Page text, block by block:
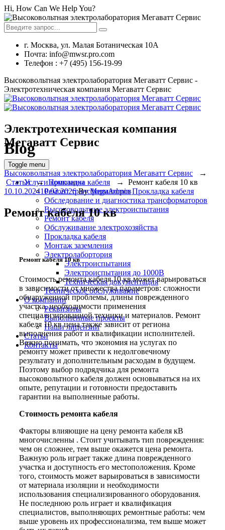
Hi, How Can We Help You?
г. Москва, ул. Малая Ботаническая 10А
Почта: info@mwsr.pro.com
Телефон : +7 (495) 156-19-99
Высоковольтная электролаборатория Мегаватт Сервис -
Электротехническая компания Мегаватт Сервис
Электротехническая компания
Мегаватт Сервис
Toggle menu
Услуги компании
Ремонт трансформаторов
Обследование и диагностика трансформаторов
Высоковольтные электроиспытания
Ремонт кабеля
Обслуживание электрохозяйства
Прокладка кабеля
Монтаж заземления
Электролабортория
Электроиспытания
Электроиспытания до 1000В
Техническая документация
Техническое обслуживание
О компании
Реквизиты
Выполненные проекты
Наши лицензии
Статьи
Контакты
Blog
Высоковольтная электролаборатория Мегаватт Сервис
→
Статьи→Прокладка кабеля → Ремонт кабеля 10 кв
10.10.202410.02.2026 ByMegaAdmin Прокладка кабеля
Ремонт кабеля 10 кв
Ремонт кабеля 10 кв
Стоимость ремонта кабеля 10 кв может варьироваться
в зависимости от множества параметров: сложности
обнаруженной проблемы, длины поврежденного
участка, необходимости применения
специализированной техники и материалов. Ремонт
кабеля 10 кв цена также зависит от региона
выполнения работ и квалификации исполнителей.
Важно понимать, что экономия на услугах по
ремонту может привести к недолговечному
результату и дополнительным расходам в будущем.
Поэтому выбор подрядчика для ремонта
высоковольтного кабеля должен основываться на их
опыте, репутации и готовности предоставить
гарантии на выполненные работы.
Стоимость ремонта кабеля
Факторы влияющие на цену ремонта кабеля кВ
многочисленны . Стоит учитывать тип повреждения:
чем он сложнее, тем выше окажется цена ремонта.
Важную роль играет также длина поврежденного
участка и доступность его местоположения. Кроме
того, стоимость может варьироваться в зависимости
от материала изоляции и необходимости
использования специализированного оборудования.
Не последнюю роль играет и квалификация
специалистов, выполняющих ремонтные работы: чем
выше уровень их профессионализма, тем выше может